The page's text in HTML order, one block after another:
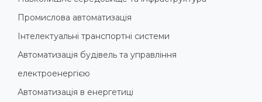
Промислова автоматизація
Інтелектуальні транспортні системи
Автоматизація будівель та управління
електроенергією
Автоматизація в енергетиці